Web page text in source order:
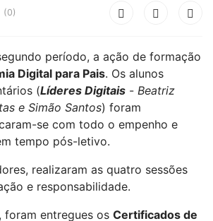
(0)
período, a ação de formação
Digital para Pais. Os alunos
(Líderes Digitais - Beatriz
e Simão Santos) foram
se com todo o empenho e
tempo pós-letivo.
realizaram as quatro sessões
e responsabilidade.
foram entregues os Certificados de